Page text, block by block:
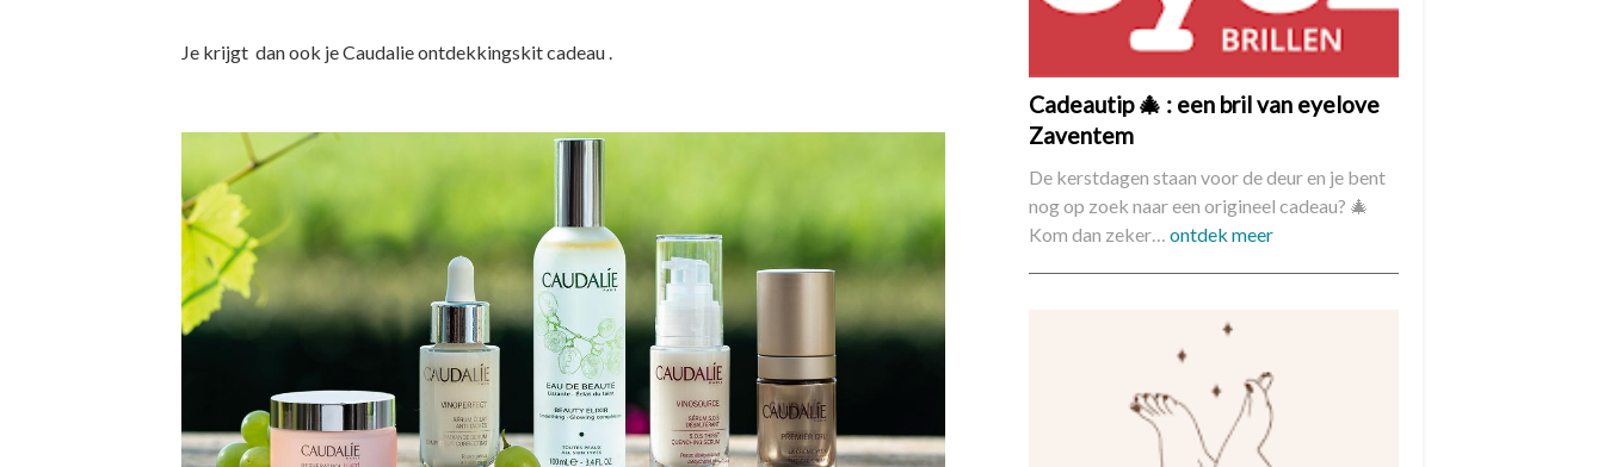
Je krijgt dan ook je Caudalie ontdekkingskit cadeau .
Cadeautip 🎄 : een bril van eyelove
Zaventem
De kerstdagen staan voor de deur en je bent
nog op zoek naar een origineel cadeau? 🎄
Kom dan zeker… ontdek meer